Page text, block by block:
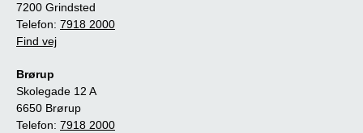
7200 Grindsted
Telefon: 7918 2000
Find vej
Brørup
Skolegade 12 A
6650 Brørup
Telefon: 7918 2000